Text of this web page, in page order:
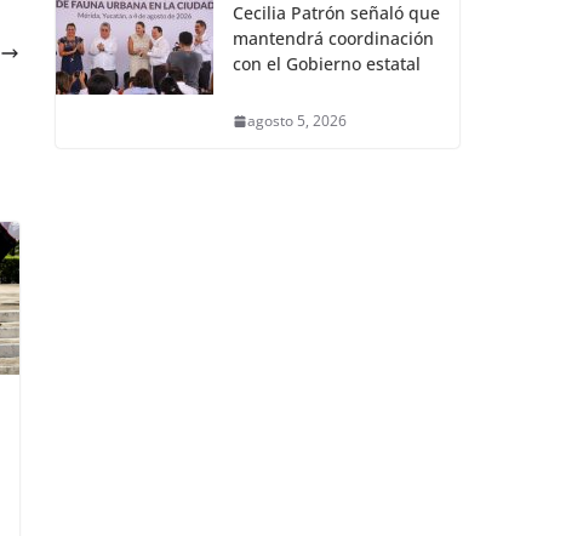
Cecilia Patrón señaló que
mantendrá coordinación
con el Gobierno estatal
agosto 5, 2026